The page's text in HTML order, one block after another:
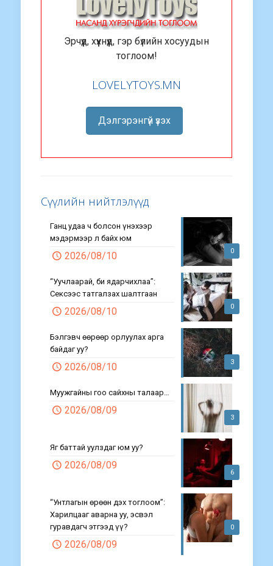
Эрчүүд, хүүхнүүд, гэр бүлийн хосуудын
тоглоом!
LOVELYTOYS.MN
Дэлгэрэнгүй үзэх
Сүүлийн нийтлэлүүд
0
Ганц удаа ч болсон үнэхээр
мэдэрмээр л байх юм
2026/08/10
0
“Уучлаарай, би ядарчихлаа”:
Сексээс татгалзах шалтгаан
2026/08/10
3
Бэлгэвч өөрөөр орлуулах арга
байдаг уу?
2026/08/10
3
Муужгайны гоо сайхны талаар…
2026/08/09
6
Яг баттай уулздаг юм уу?
2026/08/09
0
“Унтлагын өрөөн дэх тоглоом”:
Харилцааг аварна уу, эсвэл
гуравдагч этгээд үү?
2026/08/09